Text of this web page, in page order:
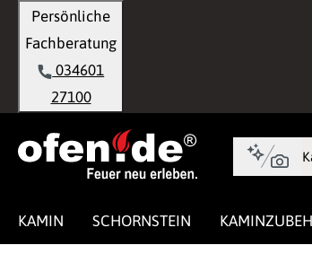
Zur Hauptnavigation springen
Persönliche
Fachberatung
034601
27100
KAMIN SCHORNSTEIN